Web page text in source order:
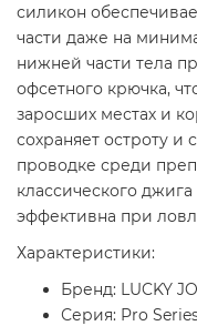
силикон
части даже на
нижней части тела
офсетного крючка,
заросших местах и
сохраняет остроту и
проводке среди
классического
эффективна при
Характеристики:
Бренд: LUCKY
Серия: Pro